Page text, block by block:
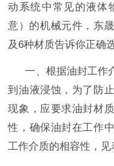
动系统中常见的液体
意）的机械元件，东
及 6种材质告诉你正确
一、根据油封工作
到油液浸蚀，为了防
现象，应要求油封材
性，确保油封在工作
工作介质的相容性，见